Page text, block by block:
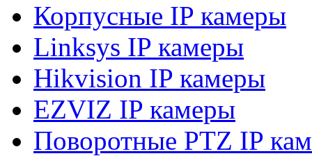
Корпусные IP камеры
Linksys IP камеры
Hikvision IP камеры
EZVIZ IP камеры
Поворотные PTZ IP